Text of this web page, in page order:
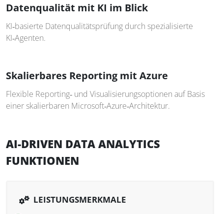
Datenqualität mit KI im Blick
KI‑basierte Datenqualitätsprüfung durch spezialisierte
KI‑Agenten.
Skalierbares Reporting mit Azure
Flexible Reporting‑ und Visualisierungsoptionen auf Basis
einer skalierbaren Microsoft‑Azure‑Architektur.
AI-DRIVEN DATA ANALYTICS
FUNKTIONEN
LEISTUNGSMERKMALE